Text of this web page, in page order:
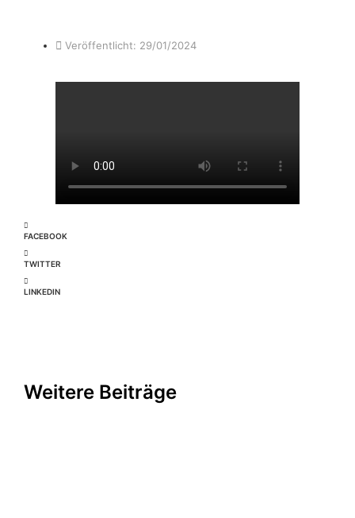
Veröffentlicht: 29/01/2024
FACEBOOK
TWITTER
LINKEDIN
Weitere Beiträge